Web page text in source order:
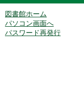
図書館ホーム
パソコン画面へ
パスワード再発行